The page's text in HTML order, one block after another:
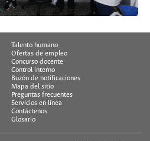
Talento humano
Ofertas de empleo
Concurso docente
Control interno
Buzón de notificaciones
Mapa del sitio
Preguntas frecuentes
Servicios en línea
Contáctenos
Glosario